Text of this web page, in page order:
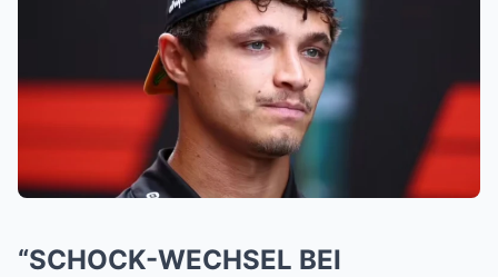
“SCHOCK-WECHSEL BEI